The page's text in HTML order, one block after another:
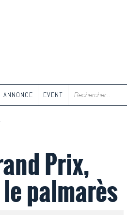
ANNONCE EVENT
Prix,
palmarès